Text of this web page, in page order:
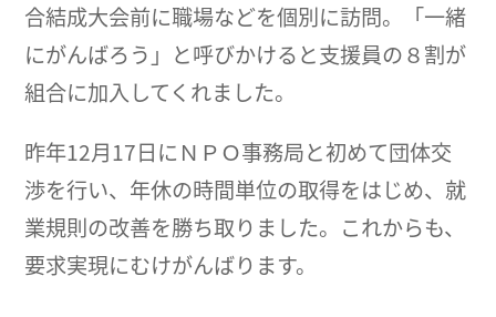
合結成大会前に職場などを個別に訪問。「一緒
にがんばろう」と呼びかけると支援員の８割が
組合に加入してくれました。
昨年12月17日にＮＰＯ事務局と初めて団体交
渉を行い、年休の時間単位の取得をはじめ、就
業規則の改善を勝ち取りました。これからも、
要求実現にむけがんばります。